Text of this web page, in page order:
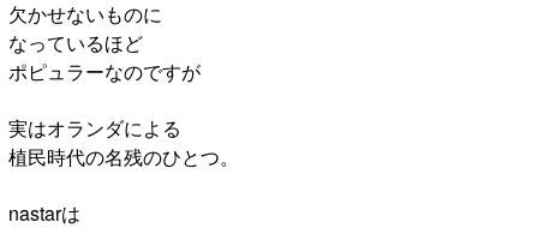
欠かせないものに
なっているほど
ポピュラーなのですが
実はオランダによる
植民時代の名残のひとつ。
nastarは